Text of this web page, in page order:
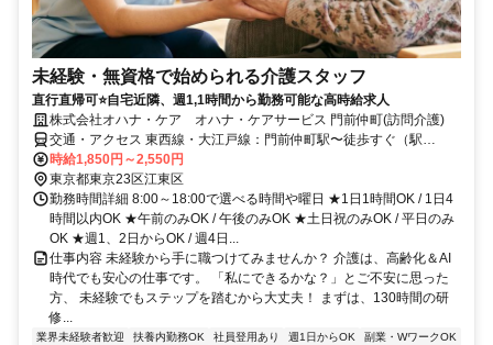
未経験・無資格で始められる介護スタッフ
直行直帰可⭐️自宅近隣、週1,1時間から勤務可能な高時給求人
株式会社オハナ・ケア オハナ・ケアサービス 門前仲町(訪問介護)
交通・アクセス 東西線・大江戸線：門前仲町駅〜徒歩すぐ（駅
近）、京葉線：越中島駅～徒歩すぐ（駅近） 自転車通勤OK
時給1,850円～2,550円
東京都東京23区江東区
勤務時間詳細 8:00～18:00で選べる時間や曜日 ★1日1時間OK / 1日4
時間以内OK ★午前のみOK / 午後のみOK ★土日祝のみOK / 平日のみ
OK ★週1、2日からOK / 週4日...
仕事内容 未経験から手に職つけてみませんか？ 介護は、高齢化＆AI
時代でも安心の仕事です。 「私にできるかな？」とご不安に思った
方、 未経験でもステップを踏むから大丈夫！ まずは、130時間の研
修...
業界未経験者歓迎 扶養内勤務OK 社員登用あり 週1日からOK
副業・WワークOK